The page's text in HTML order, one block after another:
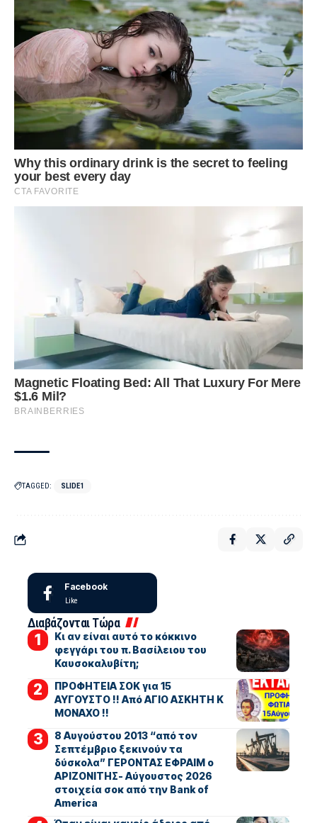
TAGGED: SLIDE1
Facebook
Like
Διαβάζονται Τώρα
Κι αν είναι αυτό το κόκκινο
φεγγάρι του π. Βασίλειου του
Καυσοκαλυβίτη;
ΠΡΟΦΗΤΕΙΑ ΣΟΚ για 15
ΑΥΓΟΥΣΤΟ !! Από ΑΓΙΟ ΑΣΚΗΤΗ Κ
ΜΟΝΑΧΟ !!
8 Αυγούστου 2013 “από τον
Σεπτέμβριο ξεκινούν τα
δύσκολα” ΓΕΡΟΝΤΑΣ ΕΦΡΑΙΜ ο
ΑΡΙΖΟΝΙΤΗΣ- Αύγουστος 2026
στοιχεία σοκ από την Bank of
America